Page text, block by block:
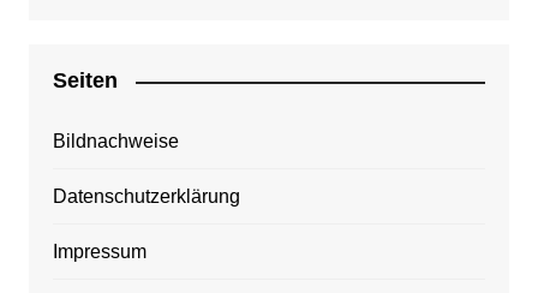
Seiten
Bildnachweise
Datenschutzerklärung
Impressum